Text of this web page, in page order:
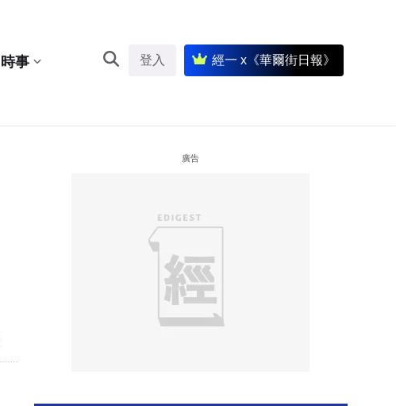
時事 登入 經一 x《華爾街日報》
廣告